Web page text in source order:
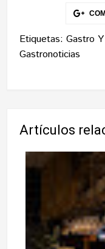
Etiquetas:Gastro
Gastronoticias
Artículos